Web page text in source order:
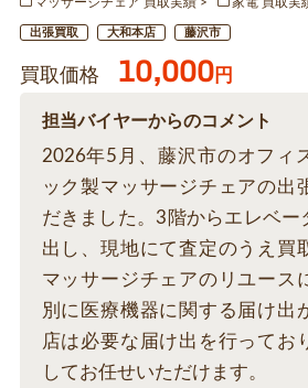
出張買取 大和本店 藤沢市
買取価格 10,000円
担当バイヤーからのコメント
2026年5月、藤沢市のオフィ
ック製マッサージチェアの出
だきました。3階からエレベー
出し、現地にて査定のうえ買
マッサージチェアのリユース
別に医療機器に関する届け出
店は必要な届け出を行ってお
してお任せいただけます。